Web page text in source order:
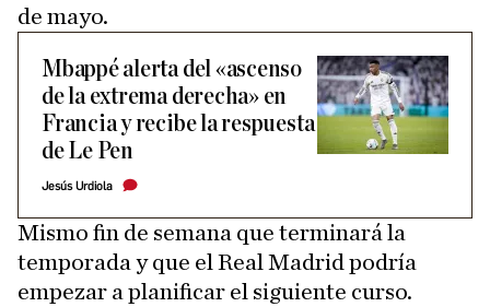
de mayo.
Mbappé alerta del «ascenso
de la extrema derecha» en
Francia y recibe la respuesta
de Le Pen
Jesús Urdiola
Mismo fin de semana que terminará la
temporada y que el Real Madrid podría
empezar a planificar el siguiente curso.